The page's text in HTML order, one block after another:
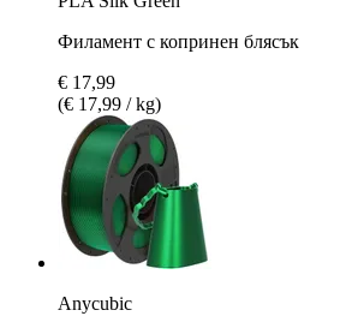
Филамент с копринен блясък
€ 17,99
(€ 17,99 / kg)
Anycubic